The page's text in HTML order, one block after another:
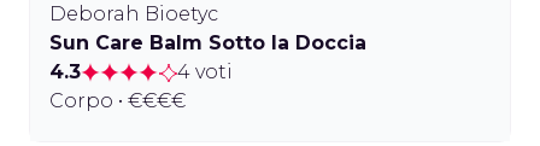
Deborah Bioetyc
Sun Care Balm Sotto la Doccia
4.3
4 voti
Corpo • €€€€